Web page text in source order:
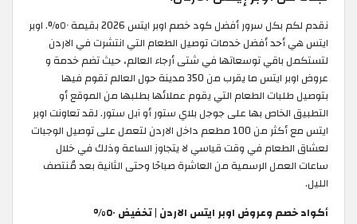
نقدم لكم بكل سرور أفضل كود خصم اوبر ايتس 2026 بقيمة ٥٠%. اوبر
ايتس هي أحد أفضل خدمات توصيل الطعام التي انتشرت في الاردن
لتستكمل باقي توسعاتها في شتى أرجاء العالم، حيث تضم خدمة و
عروض اوبر ايتس ما يقرب من 350 مدينة حول العالم تقوم فيها
بتوصيل طلبات الطعام التي يقوم عملائها بطلبها من الموقع أو
التطبيق الخاص بها على جوجل بلاي ستور أو آبل ستور. لقد تعاونت اوبر
ايتس مع أكثر من 100 مطعم داخل الاردن لتعمل على توصيل الوجبات
لعشاق الطعام في وقت قياسي لا يتجاوز الساعة وذلك في خلال
ساعات العمل الرسمية من العاشرة صباحًا وحتى الثانية بعد مُنتصف
الليل.
أكواد خصم وعروض اوبر ايتس الاردن | تخفيض ٥٠%